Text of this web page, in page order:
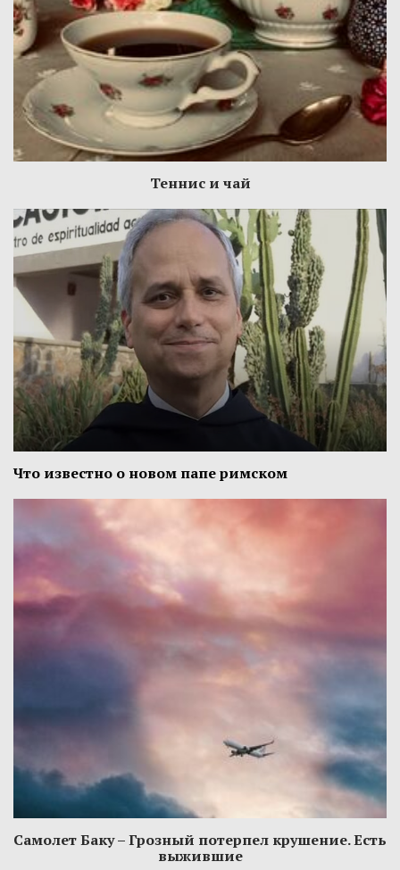
Теннис и чай
Что известно о новом папе римском
Самолет Баку – Грозный потерпел крушение. Есть
выжившие